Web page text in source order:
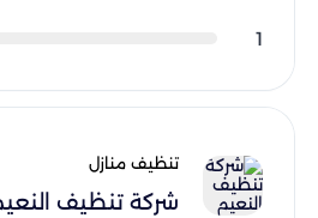
تنظيف منازل
شركة تنظيف النعيم